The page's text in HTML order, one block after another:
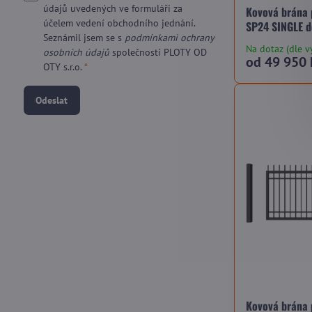
Kovová
SP24 SINGLE
Na dotaz (dle
od 49 950
Kovová
údajů uvedených ve formuláři za
účelem vedení obchodního jednání.
Seznámil jsem se s podmínkami ochrany
osobních údajů společnosti PLOTY OD
OTY s.r.o. *
Odeslat